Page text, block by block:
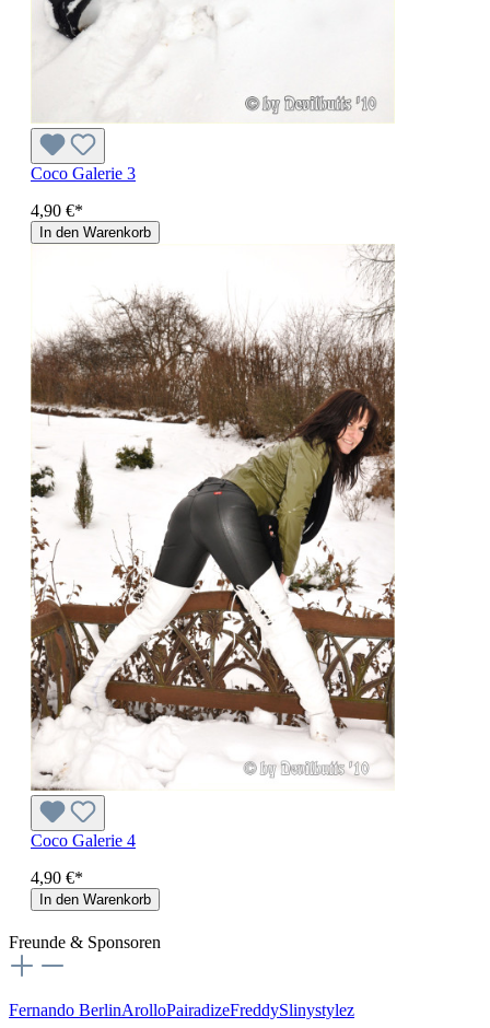
Coco Galerie 3
4,90 €*
In den Warenkorb
Coco Galerie 4
4,90 €*
In den Warenkorb
Freunde & Sponsoren
Fernando BerlinArolloPairadizeFreddySlinystylez